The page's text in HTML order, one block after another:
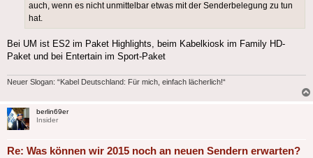
auch, wenn es nicht unmittelbar etwas mit der Senderbelegung zu tun
hat.
Bei UM ist ES2 im Paket Highlights, beim Kabelkiosk im Family HD-
Paket und bei Entertain im Sport-Paket
Neuer Slogan: “Kabel Deutschland: Für mich, einfach lächerlich!“
berlin69er
Insider
Re: Was können wir 2015 noch an neuen Sendern erwarten?